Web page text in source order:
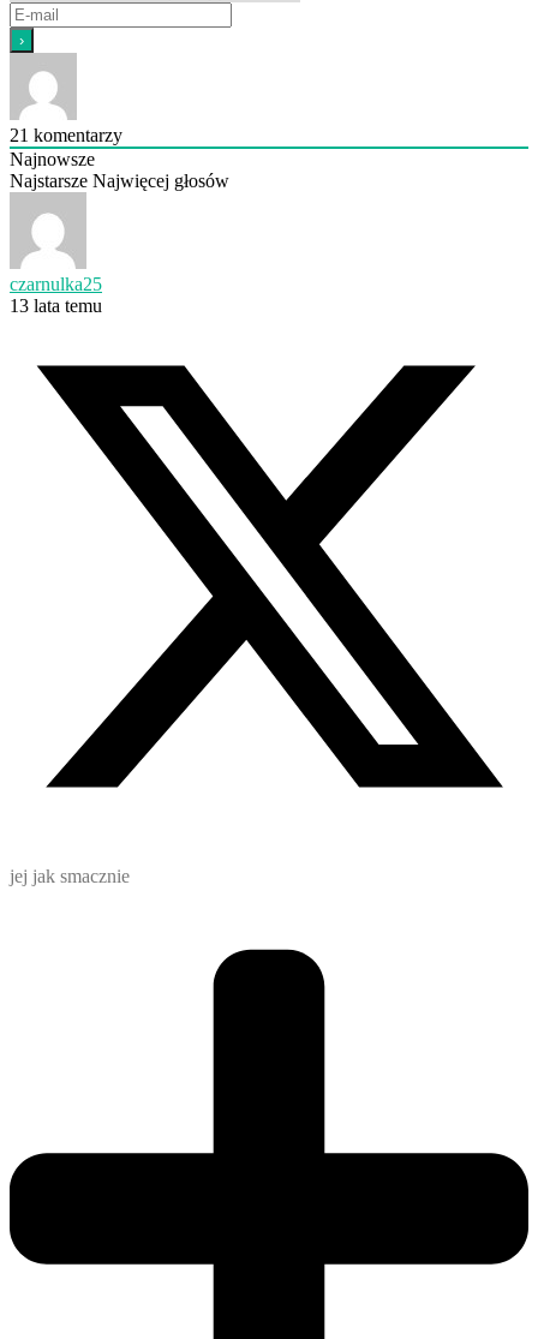
21 komentarzy
Najnowsze
Najstarsze Najwięcej głosów
czarnulka25
13 lata temu
jej jak smacznie